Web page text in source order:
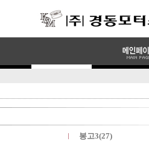
봉고3(27)